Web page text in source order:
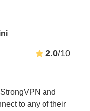
2.0/10
and
to any of their